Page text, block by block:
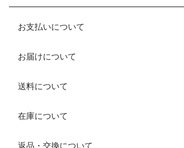
お支払いについて
お届けについて
送料について
在庫について
返品・交換について